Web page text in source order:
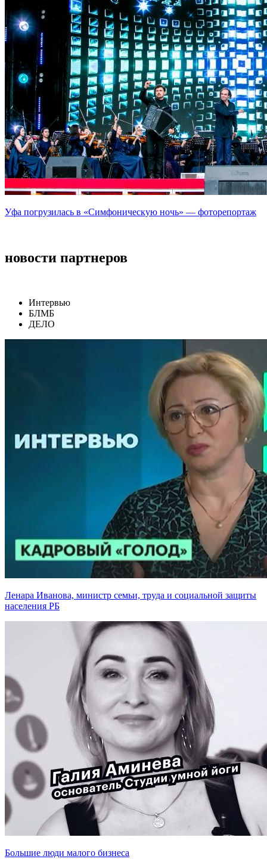
Уфа погрузилась в «Симфоническую ночь» — фоторепортаж
новости партнеров
Интервью
БЛМБ
ДЕЛО
Ленара Иванова, министр семьи, труда и социальной защиты
населения РБ
Большие люди малого бизнеса